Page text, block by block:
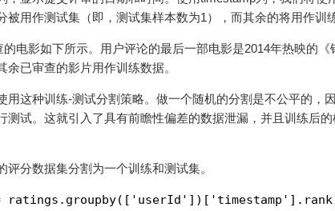
用作测试集（即，测试集样本数为1），而其余的将用作训
电影如下所示。用户评论的最后一部电影是2014年热映的
已审查的影片用作训练数据。
用这种训练-测试分割策略。做一个随机的分割是不公平的，
测试。这就引入了具有前瞻性偏差的数据泄漏，并且训练后
分数据集分割为一个训练和测试集。
ratings.groupby([ 'userId' ])[ 'timestamp'